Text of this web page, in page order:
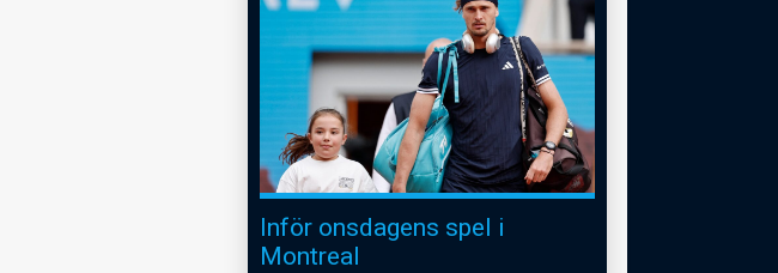
Inför onsdagens spel i
Montreal